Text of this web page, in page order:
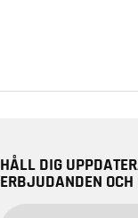
HÅLL DIG
ERBJUDANDEN OCH